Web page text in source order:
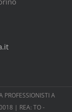
PROFESSIONISTI A
| REA: TO -